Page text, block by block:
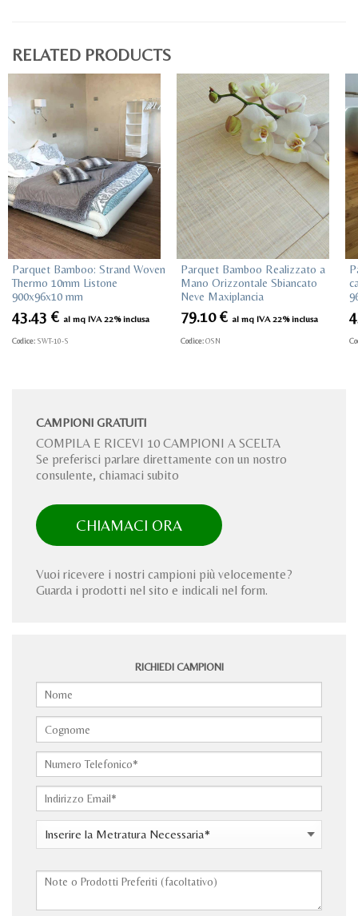
RELATED PRODUCTS
Parquet Bamboo: Strand Woven
Thermo 10mm Listone
900x96x10 mm
43.43 € al mq IVA 22% inclusa
Codice: SWT-10-S
Parquet Bamboo Realizzato a
Mano Orizzontale Sbiancato
Neve Maxiplancia
79.10€ al mq IVA 22% inclusa
Codice:OSN
CAMPIONI GRATUITI
COMPILA E RICEVI 10 CAMPIONI A SCELTA
Se preferisci parlare direttamente con un nostro
consulente, chiamaci subito
CHIAMACI ORA
Vuoi ricevere i nostri campioni più velocemente?
Guarda i prodotti nel sito e indicali nel form.
RICHIEDI CAMPIONI